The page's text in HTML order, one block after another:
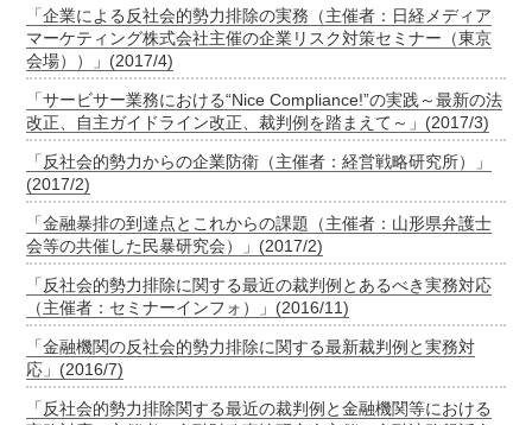
「企業による反社会的勢力排除の実務（主催者：日経メディア
マーケティング株式会社主催の企業リスク対策セミナー（東京
会場））」(2017/4)
「サービサー業務における“Nice Compliance!”の実践～最新の法
改正、自主ガイドライン改正、裁判例を踏まえて～」(2017/3)
「反社会的勢力からの企業防衛（主催者：経営戦略研究所）」
(2017/2)
「金融暴排の到達点とこれからの課題（主催者：山形県弁護士
会等の共催した民暴研究会）」(2017/2)
「反社会的勢力排除に関する最近の裁判例とあるべき実務対応
（主催者：セミナーインフォ）」(2016/11)
「金融機関の反社会的勢力排除に関する最新裁判例と実務対
応」(2016/7)
「反社会的勢力排除関する最近の裁判例と金融機関等における